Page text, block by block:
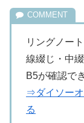
リングノー
線綴じ・中
B5が確認で
⇒ダイソー
る